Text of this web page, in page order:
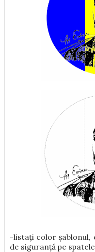
-listați color șablonul,
de siguranță pe